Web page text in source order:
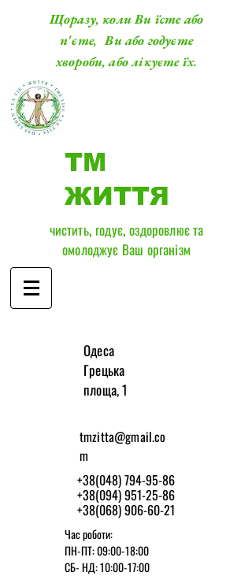
Щоразу, коли Ви їсте або
п'єте, Ви або годуєте
хвороби, або лікуєте їх.
ТМ
ЖИТТЯ
чистить, годує, оздоровлює та
омолоджує Ваш організм
​Одеса
Грецька
площа, 1
tmzitta@gmail.co
m
+38(048) 794-95-86
+38(094) 951-25-86
+38(068) 906-60-21
Час роботи:
ПН-ПТ: 09:00-18:00
СБ-НД: 10:00-17:00